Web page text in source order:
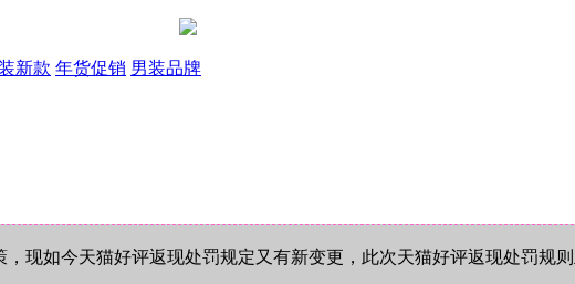
新款 年货促销 男装品牌
如今天猫好评返现处罚规定又有新变更，此次天猫好评返现处罚规